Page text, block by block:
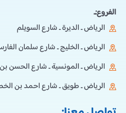
الفروع:ـ
الرياض ـ الديرة ـ شارع السويلم
الرياض ـ الخليج ـ شارع سلمان
الرياض ـ المونسية ـ شارع الحسن
الرياض ـ طويق ـ شارع احمد بن